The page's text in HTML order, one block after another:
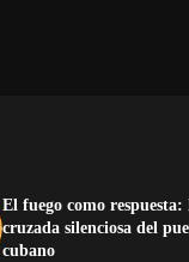
El fuego como respuesta:
cruzada silenciosa del
cubano